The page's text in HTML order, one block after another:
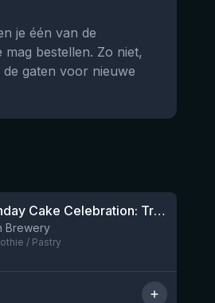
je één van de
mag bestellen. Zo niet,
gaten voor nieuwe
12th Birthday Cake Celebration: Triple Threat, Blueberry, Strawberry & Peach Iced Cream
Brewery
/ Pastry